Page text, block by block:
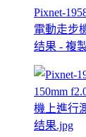
Pixnet-
電動走步
结果 - 複